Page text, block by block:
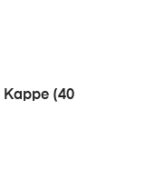
Kappe (40